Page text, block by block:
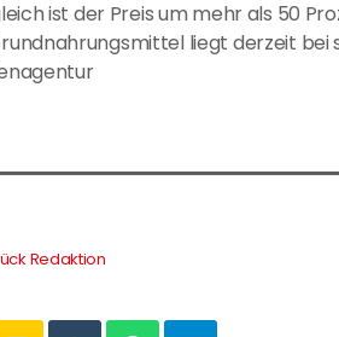
ist der Preis um mehr als 50
liegt derzeit bei
Redaktion